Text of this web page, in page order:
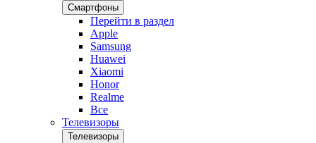
Смартфоны
Перейти в раздел
Apple
Samsung
Huawei
Xiaomi
Honor
Realme
Все
Телевизоры
Телевизоры